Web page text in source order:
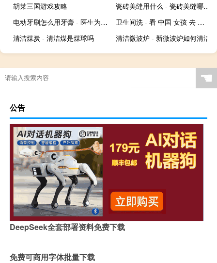
胡莱三国游戏攻略
瓷砖美缝用什么 - 瓷砖美缝哪种材料好
电动牙刷怎么用牙膏 - 医生为什么建议不用电动牙刷
卫生间洗 - 看 中国 女孩 去 要 卫生间
清洁煤炭 - 清洁煤是煤球吗
清洁微波炉 - 新微波炉如何清洁
☚
公告
DeepSeek全套部署资料免费下载
免费可商用字体批量下载